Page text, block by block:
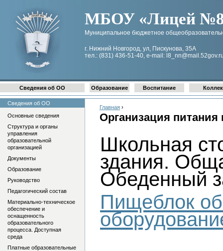
МБОУ «Лицей №8
Муниципальное бюджетное
г. Нижний Новгород, ул, Пискунова, 35А
тел.: (831) 436-51-40, e-mail:
Главная ›
Организация питания
Школьная
здания.
Обеденный
Пищеблок
Сведения об ОО Образование Воспитание
Сведения об ОО
Основные сведения
Структура и органы
управления
образовательной
организацией
Документы
Образование
Руководство
Педагогический состав
Материально-техническое
обеспечение и
оснащенность
образовательного
процесса. Доступная
среда
Платные образовательные